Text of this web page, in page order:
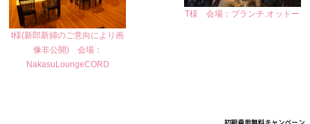
t様(新郎新婦のご意向により画
像非公開) 会場：
NakasuLoungeCORD
T様 会場：ブランチ.オットー